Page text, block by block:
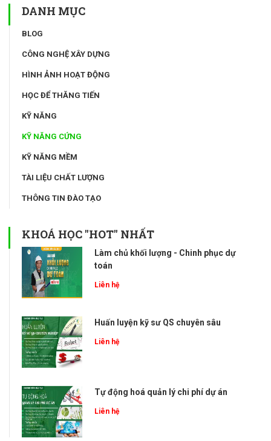
DANH MỤC
BLOG
CÔNG NGHỆ XÂY DỰNG
HÌNH ẢNH HOẠT ĐỘNG
HỌC ĐỂ THĂNG TIẾN
KỸ NĂNG
KỸ NĂNG CỨNG
KỸ NĂNG MỀM
TÀI LIỆU CHẤT LƯỢNG
THÔNG TIN ĐÀO TẠO
KHOÁ HỌC "HOT" NHẤT
Làm chủ khối lượng - Chinh phục dự
toán
Liên hệ
Huấn luyện kỹ sư QS chuyên sâu
Liên hệ
Tự động hoá quản lý chi phí dự án
Liên hệ